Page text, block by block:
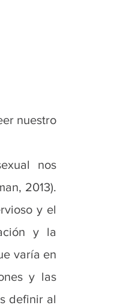
nuestro
nos
2013).
y el
y la
varía en
y las
definir al